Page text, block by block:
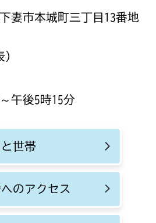
妻市本城町三丁目13番地
)
午後5時15分
と世帯
のアクセス